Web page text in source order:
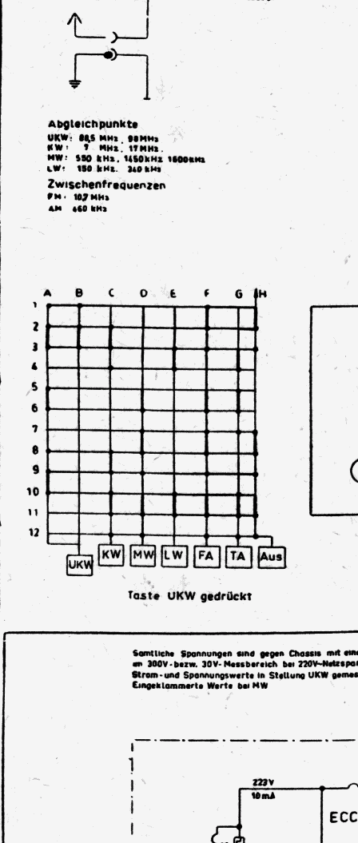
Alte Lautsprecherdämmung, Luftspalt